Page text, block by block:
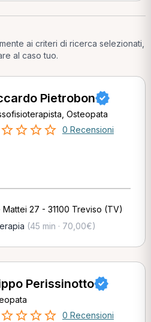
ai criteri di ricerca selezionati,
al caso tuo.
Pietrobon
Osteopata
0 Recensioni
Mattei 27 - 31100 Treviso (TV)
(45 min · 70,00€)
Perissinotto
0 Recensioni